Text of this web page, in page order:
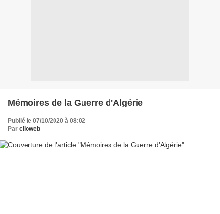
Mémoires de la Guerre d'Algérie
Publié le 07/10/2020 à 08:02
Par clioweb